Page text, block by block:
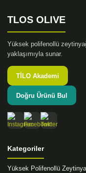
TLOS OLIVE
Yüksek polifenollü
yaklaşımıyla sunar.
TİLO Akademi
Doğru Ürünü Bul
Kategoriler
Yüksek Polifenollü